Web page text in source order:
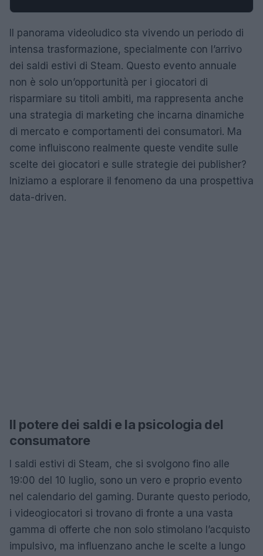
Il panorama videoludico sta vivendo un periodo di
intensa trasformazione, specialmente con l’arrivo
dei saldi estivi di Steam. Questo evento annuale
non è solo un’opportunità per i giocatori di
risparmiare su titoli ambiti, ma rappresenta anche
una strategia di marketing che incarna dinamiche
di mercato e comportamenti dei consumatori. Ma
come influiscono realmente queste vendite sulle
scelte dei giocatori e sulle strategie dei publisher?
Iniziamo a esplorare il fenomeno da una prospettiva
data-driven.
Il potere dei saldi e la psicologia del
consumatore
I saldi estivi di Steam, che si svolgono fino alle
19:00 del 10 luglio, sono un vero e proprio evento
nel calendario del gaming. Durante questo periodo,
i videogiocatori si trovano di fronte a una vasta
gamma di offerte che non solo stimolano l’acquisto
impulsivo, ma influenzano anche le scelte a lungo